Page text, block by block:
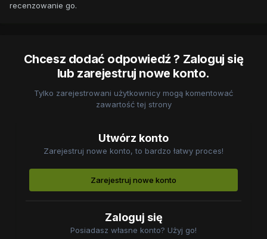
recenzowanie go.
Chcesz dodać odpowiedź ? Zaloguj się
lub zarejestruj nowe konto.
Tylko zarejestrowani użytkownicy mogą komentować
zawartość tej strony
Utwórz konto
Zarejestruj nowe konto, to bardzo łatwy proces!
Zarejestruj nowe konto
Zaloguj się
Posiadasz własne konto? Użyj go!